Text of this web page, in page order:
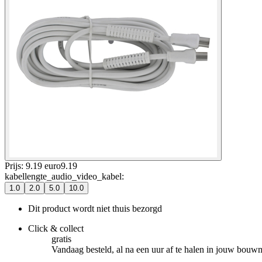
Prijs: 9.19 euro9.19
kabellengte_audio_video_kabel:
1.0 2.0 5.0 10.0
Dit product wordt niet thuis bezorgd
Click & collect
gratis
Vandaag besteld, al na een uur af te halen in jouw